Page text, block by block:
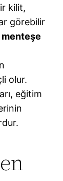
kilit,
görebilir
olur.
eğitim